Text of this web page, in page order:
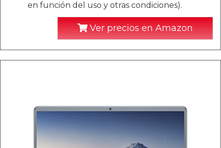
en función del uso y otras condiciones).
Ver precios en Amazon